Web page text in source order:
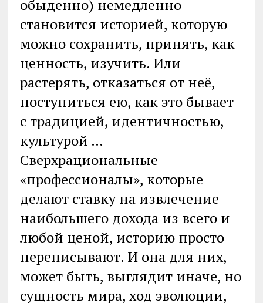
обыденно) немедленно
становится историей, которую
можно сохранить, принять, как
ценность, изучить. Или
растерять, отказаться от неё,
поступиться ею, как это бывает
с традицией, идентичностью,
культурой …
Сверхрациональные
«профессионалы», которые
делают ставку на извлечение
наибольшего дохода из всего и
любой ценой, историю просто
переписывают. И она для них,
может быть, выглядит иначе, но
сущность мира, ход эволюции,